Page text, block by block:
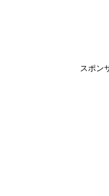
スポン